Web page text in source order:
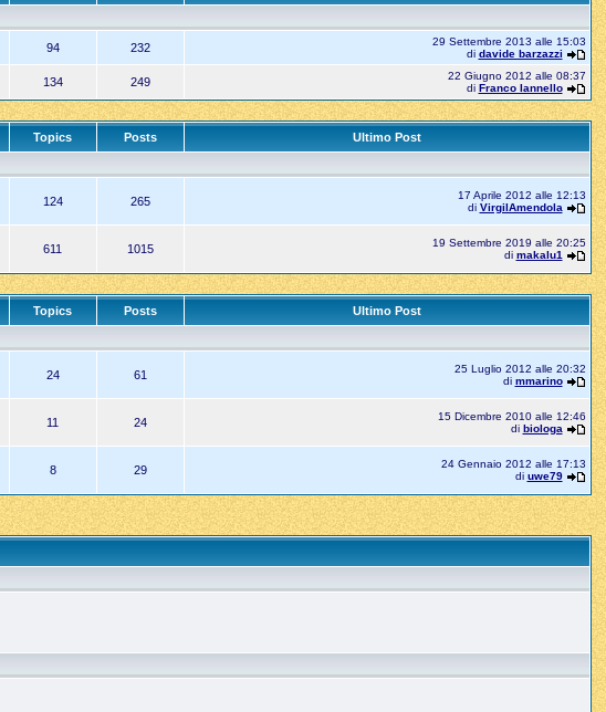
94 232
29 Settembre 2013 alle 15:03
di davide barzazzi
134 249
22 Giugno 2012 alle 08:37
di Franco Iannello
Topics Posts Ultimo Post
124 265
17 Aprile 2012 alle 12:13
di VirgilAmendola
611 1015
19 Settembre 2019 alle 20:25
di makalu1
Topics Posts Ultimo Post
24 61
25 Luglio 2012 alle 20:32
di mmarino
11 24
15 Dicembre 2010 alle 12:46
di biologa
8 29
24 Gennaio 2012 alle 17:13
di uwe79